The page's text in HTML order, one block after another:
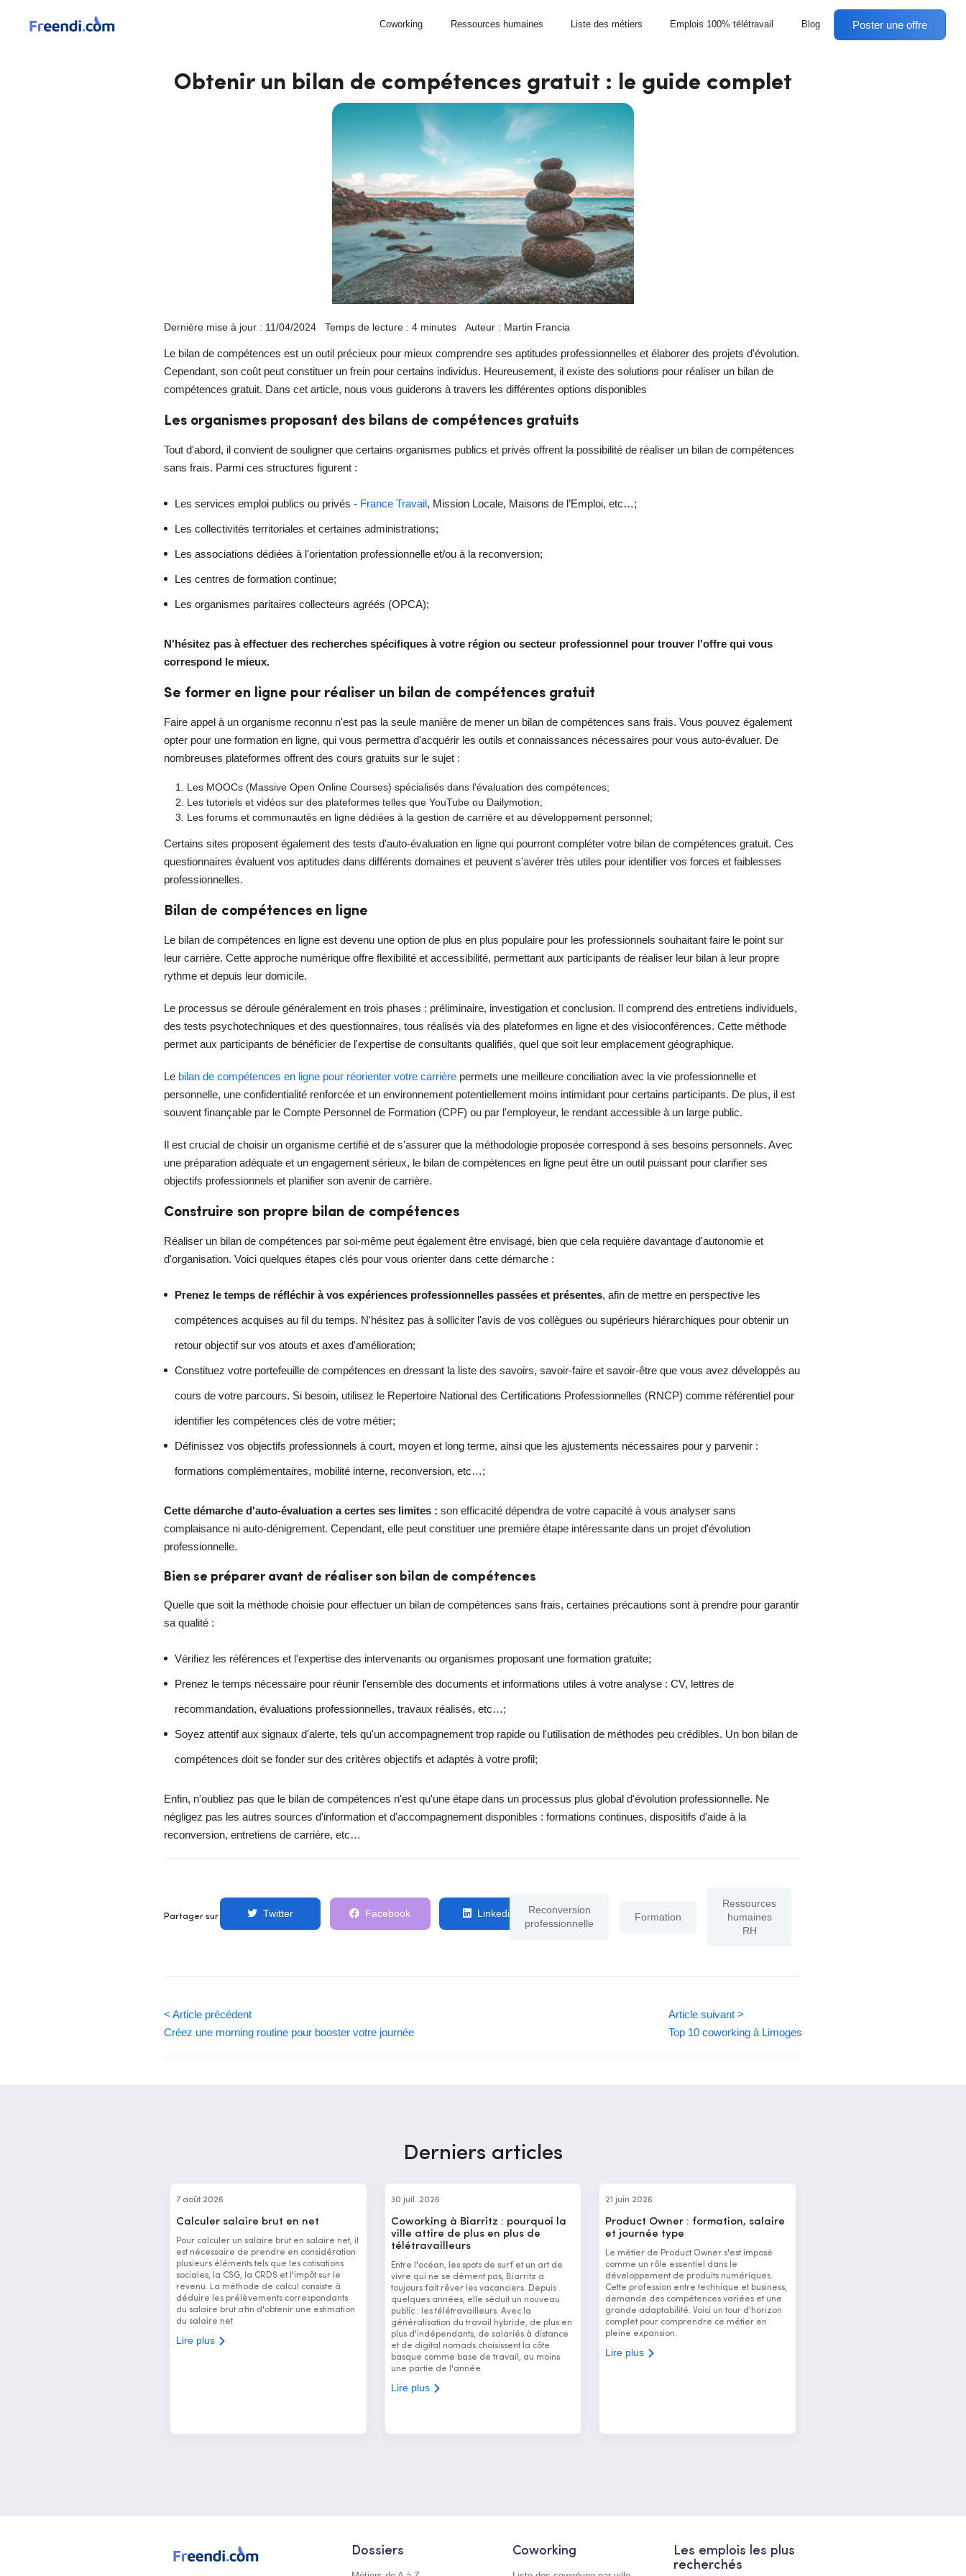
Coworking Ressources humaines Liste des métiers Emplois 100% télétravail Blog Poster une offre
Obtenir un bilan de compétences gratuit : le guide complet
Dernière mise à jour : 11/04/2024 Temps de lecture : 4 minutes Auteur : Martin Francia
Le bilan de compétences est un outil précieux pour mieux comprendre ses aptitudes professionnelles et élaborer des projets d'évolution.
Cependant, son coût peut constituer un frein pour certains individus. Heureusement, il existe des solutions pour réaliser un bilan de
compétences gratuit. Dans cet article, nous vous guiderons à travers les différentes options disponibles
Les organismes proposant des bilans de compétences gratuits
Tout d'abord, il convient de souligner que certains organismes publics et privés offrent la possibilité de réaliser un bilan de compétences
sans frais. Parmi ces structures figurent :
Les services emploi publics ou privés - France Travail, Mission Locale, Maisons de l’Emploi, etc…;
Les collectivités territoriales et certaines administrations;
Les associations dédiées à l'orientation professionnelle et/ou à la reconversion;
Les centres de formation continue;
Les organismes paritaires collecteurs agréés (OPCA);
N'hésitez pas à effectuer des recherches spécifiques à votre région ou secteur professionnel pour trouver l'offre qui vous
correspond le mieux.
Se former en ligne pour réaliser un bilan de compétences gratuit
Faire appel à un organisme reconnu n'est pas la seule manière de mener un bilan de compétences sans frais. Vous pouvez également
opter pour une formation en ligne, qui vous permettra d'acquérir les outils et connaissances nécessaires pour vous auto-évaluer. De
nombreuses plateformes offrent des cours gratuits sur le sujet :
Les MOOCs (Massive Open Online Courses) spécialisés dans l'évaluation des compétences;
Les tutoriels et vidéos sur des plateformes telles que YouTube ou Dailymotion;
Les forums et communautés en ligne dédiées à la gestion de carrière et au développement personnel;
Certains sites proposent également des tests d'auto-évaluation en ligne qui pourront compléter votre bilan de compétences gratuit. Ces
questionnaires évaluent vos aptitudes dans différents domaines et peuvent s'avérer très utiles pour identifier vos forces et faiblesses
professionnelles.
Bilan de compétences en ligne
Le bilan de compétences en ligne est devenu une option de plus en plus populaire pour les professionnels souhaitant faire le point sur
leur carrière. Cette approche numérique offre flexibilité et accessibilité, permettant aux participants de réaliser leur bilan à leur propre
rythme et depuis leur domicile.
Le processus se déroule généralement en trois phases : préliminaire, investigation et conclusion. Il comprend des entretiens individuels,
des tests psychotechniques et des questionnaires, tous réalisés via des plateformes en ligne et des visioconférences. Cette méthode
permet aux participants de bénéficier de l'expertise de consultants qualifiés, quel que soit leur emplacement géographique.
Le bilan de compétences en ligne pour réorienter votre carrière permets une meilleure conciliation avec la vie professionnelle et
personnelle, une confidentialité renforcée et un environnement potentiellement moins intimidant pour certains participants. De plus, il est
souvent finançable par le Compte Personnel de Formation (CPF) ou par l'employeur, le rendant accessible à un large public.
Il est crucial de choisir un organisme certifié et de s'assurer que la méthodologie proposée correspond à ses besoins personnels. Avec
une préparation adéquate et un engagement sérieux, le bilan de compétences en ligne peut être un outil puissant pour clarifier ses
objectifs professionnels et planifier son avenir de carrière.
Construire son propre bilan de compétences
Réaliser un bilan de compétences par soi-même peut également être envisagé, bien que cela requière davantage d'autonomie et
d'organisation. Voici quelques étapes clés pour vous orienter dans cette démarche :
Prenez le temps de réfléchir à vos expériences professionnelles passées et présentes, afin de mettre en perspective les
compétences acquises au fil du temps. N'hésitez pas à solliciter l'avis de vos collègues ou supérieurs hiérarchiques pour obtenir un
retour objectif sur vos atouts et axes d'amélioration;
Constituez votre portefeuille de compétences en dressant la liste des savoirs, savoir-faire et savoir-être que vous avez développés au
cours de votre parcours. Si besoin, utilisez le Repertoire National des Certifications Professionnelles (RNCP) comme référentiel pour
identifier les compétences clés de votre métier;
Définissez vos objectifs professionnels à court, moyen et long terme, ainsi que les ajustements nécessaires pour y parvenir :
formations complémentaires, mobilité interne, reconversion, etc…;
Cette démarche d'auto-évaluation a certes ses limites : son efficacité dépendra de votre capacité à vous analyser sans
complaisance ni auto-dénigrement. Cependant, elle peut constituer une première étape intéressante dans un projet d'évolution
professionnelle.
Bien se préparer avant de réaliser son bilan de compétences
Quelle que soit la méthode choisie pour effectuer un bilan de compétences sans frais, certaines précautions sont à prendre pour garantir
sa qualité :
Vérifiez les références et l'expertise des intervenants ou organismes proposant une formation gratuite;
Prenez le temps nécessaire pour réunir l'ensemble des documents et informations utiles à votre analyse : CV, lettres de
recommandation, évaluations professionnelles, travaux réalisés, etc…;
Soyez attentif aux signaux d'alerte, tels qu'un accompagnement trop rapide ou l'utilisation de méthodes peu crédibles. Un bon bilan de
compétences doit se fonder sur des critères objectifs et adaptés à votre profil;
Enfin, n'oubliez pas que le bilan de compétences n'est qu'une étape dans un processus plus global d'évolution professionnelle. Ne
négligez pas les autres sources d'information et d'accompagnement disponibles : formations continues, dispositifs d'aide à la
reconversion, entretiens de carrière, etc…
Partager sur Twitter Facebook Linkedin
Reconversion
professionnelle
Formation
Ressources
humaines
RH
< Article précédent
Créez une morning routine pour booster votre journée
Article suivant >
Top 10 coworking à Limoges
Derniers articles
7 août 2026
Calculer salaire brut en net
Pour calculer un salaire brut en salaire net, il
est nécessaire de prendre en considération
plusieurs éléments tels que les cotisations
sociales, la CSG, la CRDS et l'impôt sur le
revenu. La méthode de calcul consiste à
déduire les prélèvements correspondants
du salaire brut afin d'obtenir une estimation
du salaire net.
Lire plus
30 juil. 2026
Coworking à Biarritz : pourquoi la
ville attire de plus en plus de
télétravailleurs
Entre l'océan, les spots de surf et un art de
vivre qui ne se dément pas, Biarritz a
toujours fait rêver les vacanciers. Depuis
quelques années, elle séduit un nouveau
public : les télétravailleurs. Avec la
généralisation du travail hybride, de plus en
plus d'indépendants, de salariés à distance
et de digital nomads choisissent la côte
basque comme base de travail, au moins
une partie de l'année.
Lire plus
21 juin 2026
Product Owner : formation, salaire
et journée type
Le métier de Product Owner s'est imposé
comme un rôle essentiel dans le
développement de produits numériques.
Cette profession entre technique et business,
demande des compétences variées et une
grande adaptabilité. Voici un tour d'horizon
complet pour comprendre ce métier en
pleine expansion.
Lire plus
Dossiers Coworking
Les emplois les plus
recherchés